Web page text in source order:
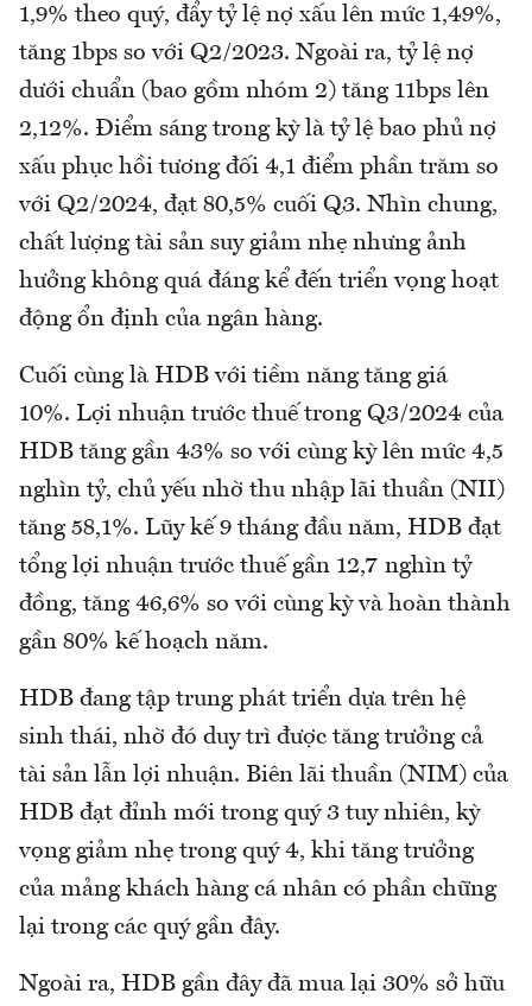
1,9% theo quý, đẩy tỷ lệ nợ xấu lên mức 1,49%,
tăng 1bps so với Q2/2023. Ngoài ra, tỷ lệ nợ
dưới chuẩn (bao gồm nhóm 2) tăng 11bps lên
2,12%. Điểm sáng trong kỳ là tỷ lệ bao phủ nợ
xấu phục hồi tương đối 4,1 điểm phần trăm so
với Q2/2024, đạt 80,5% cuối Q3. Nhìn chung,
chất lượng tài sản suy giảm nhẹ nhưng ảnh
hưởng không quá đáng kể đến triển vọng hoạt
động ổn định của ngân hàng.
Cuối cùng là HDB với tiềm năng tăng giá
10%. Lợi nhuận trước thuế trong Q3/2024 của
HDB tăng gần 43% so với cùng kỳ lên mức 4,5
nghìn tỷ, chủ yếu nhờ thu nhập lãi thuần (NII)
tăng 58,1%. Lũy kế 9 tháng đầu năm, HDB đạt
tổng lợi nhuận trước thuế gần 12,7 nghìn tỷ
đồng, tăng 46,6% so với cùng kỳ và hoàn thành
gần 80% kế hoạch năm.
HDB đang tập trung phát triển dựa trên hệ
sinh thái, nhờ đó duy trì được tăng trưởng cả
tài sản lẫn lợi nhuận. Biên lãi thuần (NIM) của
HDB đạt đỉnh mới trong quý 3 tuy nhiên, kỳ
vọng giảm nhẹ trong quý 4, khi tăng trưởng
của mảng khách hàng cá nhân có phần chững
lại trong các quý gần đây.
Ngoài ra, HDB gần đây đã mua lại 30% sở hữu